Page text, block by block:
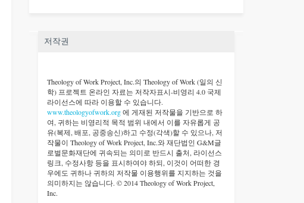
저작권
Theology of Work Project, Inc.의 Theology of Work (일의 신
학) 프로젝트 온라인 자료는 저작자표시-비영리 4.0 국제
라이선스에 따라 이용할 수 있습니다.
www.theologyofwork.org에 게재된 저작물을 기반으로 하
여, 귀하는 비영리적 목적 범위 내에서 이를 자유롭게 공
유(복제, 배포, 공중송신)하고 수정(각색)할 수 있으나, 저
작물이 Theology of Work Project, Inc.와 재단법인 G&M글
로벌문화재단에 귀속되는 의미로 반드시 출처, 라이선스
링크, 수정사항 등을 표시하여야 하되, 이것이 어떠한 경
우에도 귀하나 귀하의 저작물 이용행위를 지지하는 것을
의미하지는 않습니다. © 2014 Theology of Work Project,
Inc.